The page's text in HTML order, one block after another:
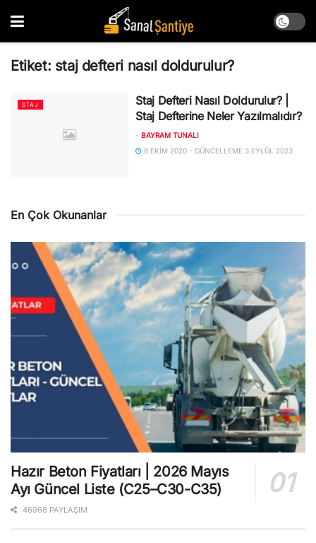
Etiket: staj defteri nasıl doldurulur?
STAJ
Staj Defteri Nasıl Doldurulur? |
Staj Defterine Neler Yazılmalıdır?
- BAYRAM TUNALI
8 EKIM 2020 - GÜNCELLEME 3 EYLÜL 2023
En Çok Okunanlar
Hazır Beton Fiyatları | 2026 Mayıs
Ayı Güncel Liste (C25–C30-C35)
46968 PAYLAŞIM